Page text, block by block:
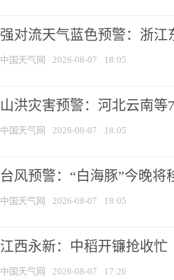
强对流天气蓝色预警：浙江
中国天气网 2026-08-07 18:05
山洪灾害预警：河北云南
中国天气网 2026-08-07 18:05
台风预警：“白海豚”今晚将
中国天气网 2026-08-07 18:05
江西永新：中稻开镰抢收忙
中国天气网 2026-08-07 17:26